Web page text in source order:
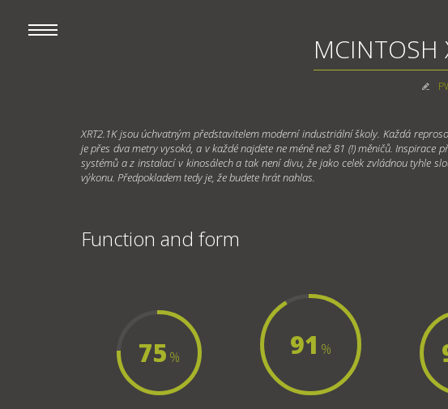
MCINTOSH
XRT2.1K jsou úchvatným představitelem moderní industriální školy. Každá
je přes dva metry vysoká, a v každé najdete ne méně než 81 (!) měničů. Inspirace
systémů a z instalací v kinosálech a tak není divu, že jako celek zvládnou tyhle
výkonu. Předpokladem tedy je, že budete hrát nahlas.
Function and form
75 % 91 %